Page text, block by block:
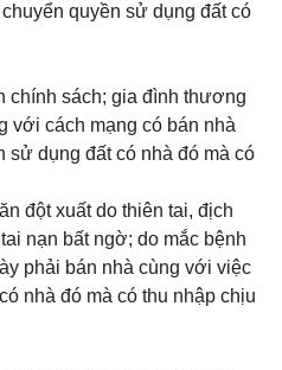
quyền sử dụng đất có
chính sách; gia đình thương
với cách mạng có bán nhà
sử dụng đất có nhà đó mà có
đột xuất do thiên tai, địch
nạn bất ngờ; do mắc bệnh
phải bán nhà cùng với việc
nhà đó mà có thu nhập chịu